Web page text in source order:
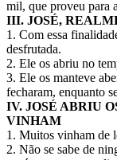
mil, que proveu para
III. JOSÉ,
1. Com essa
desfrutada.
2. Ele os abriu no
3. Ele os manteve
fecharam, enquanto
IV. JOSÉ ABRIU
VINHAM
1. Muitos vinham de
2. Não se sabe de